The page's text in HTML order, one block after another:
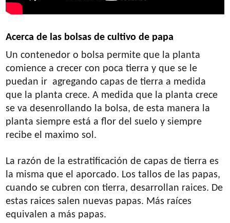
Acerca de las bolsas de cultivo de papa
Un contenedor o bolsa permite que la planta
comience a crecer con poca tierra y que se le
puedan ir agregando capas de tierra a medida
que la planta crece. A medida que la planta crece
se va desenrollando la bolsa, de esta manera la
planta siempre está a flor del suelo y siempre
recibe el maximo sol.
La razón de la estratificación de capas de tierra es
la misma que el aporcado. Los tallos de las papas,
cuando se cubren con tierra, desarrollan raices. De
estas raices salen nuevas papas. Más raíces
equivalen a más papas.